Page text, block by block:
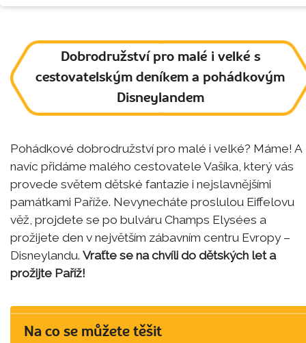
Dobrodružství pro malé i velké s
cestovatelským deníkem a pohádkovým
Disneylandem
Pohádkové dobrodružství pro malé i velké? Máme! A
navíc přidáme malého cestovatele Vašíka, který vás
provede světem dětské fantazie i nejslavnějšími
památkami Paříže. Nevynecháte proslulou Eiffelovu
věž, projdete se po bulváru Champs Elysées a
prožijete den v největším zábavním centru Evropy –
Disneylandu. Vraťte se na chvíli do dětských let a
prožijte Paříž!
Na co se můžete těšit